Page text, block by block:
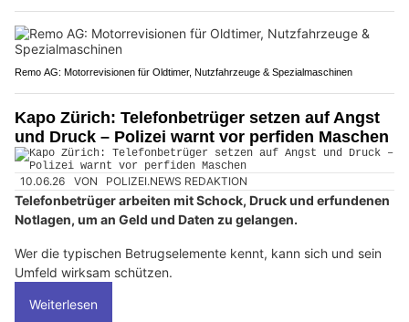
Remo AG: Motorrevisionen für Oldtimer, Nutzfahrzeuge & Spezialmaschinen
Kapo Zürich: Telefonbetrüger setzen auf Angst
und Druck – Polizei warnt vor perfiden Maschen
10.06.26 VON POLIZEI.NEWS REDAKTION
Telefonbetrüger arbeiten mit Schock, Druck und erfundenen
Notlagen, um an Geld und Daten zu gelangen.
Wer die typischen Betrugselemente kennt, kann sich und sein
Umfeld wirksam schützen.
Weiterlesen